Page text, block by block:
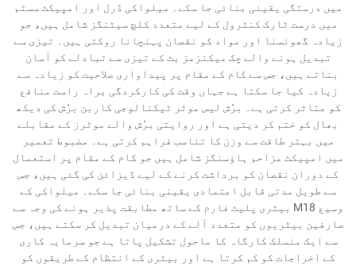
میں درستگی یقینی بنائی جا سکے۔ میلواکی ڈرل اور امپیکٹ سسٹم
میں درست ٹارک کنٹرول کے لیے متعدد کلچ سیٹنگز شامل ہیں، جو
زیادہ گھونسنا اور مواد کو نقصان پہنچانا روکتی ہیں۔ تیزی سے
تبدیل ہونے والے چک میکنزمز بٹ کے تیزی سے تبادلے کو آسان
بناتے ہیں، جس سے کام کے مقام پر پیداواری صلاحیت کو زیادہ سے
زیادہ کیا جا سکتا ہے جہاں وقت کی کارکردگی براہ راست منافع
کو متاثر کرتی ہے۔ برُش لیس موٹر ٹیکنالوجی کاربن برُش کی دیکھ
بھال کو ختم کر دیتی ہے اور روایتی برُش والے موٹرز کے مقابلے
میں بہتر طاقت سے وزن کا تناسب فراہم کرتی ہے۔ مضبوط تعمیر
میں امپیکٹ مزاحم ہاؤسنگز شامل ہیں جو کام کے مقام پر استعمال
کے دوران نقصان کو برداشت کرنے کے لیے ڈیزائن کی گئی ہیں، جس
سے طویل مدتی قابل اعتمادی یقینی بنائی جا سکے۔ میلواکی کے
وسیع M18 بیٹری پلیٹ فارم کے ساتھ مطابقت پذیر ہونے کی وجہ سے
صارفین بیٹریوں کو متعدد آلے کے درمیان تبدیل کر سکتے ہیں، جس
سے ایک منسلک کارگاہ کا ماحول تشکیل پاتا ہے جو سرمایہ کاری
کے اخراجات کو کم کرتا ہے اور بیٹری کے انتظام کے طریقوں کو